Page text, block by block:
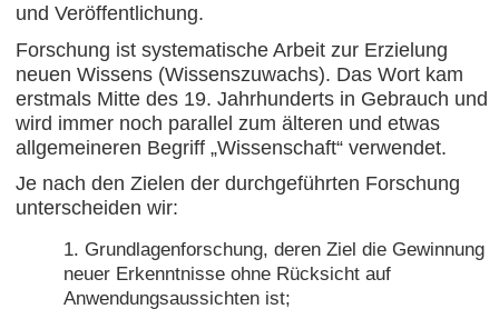
und Veröffentlichung.
Forschung ist systematische Arbeit zur Erzielung
neuen Wissens (Wissenszuwachs). Das Wort kam
erstmals Mitte des 19. Jahrhunderts in Gebrauch und
wird immer noch parallel zum älteren und etwas
allgemeineren Begriff „Wissenschaft“ verwendet.
Je nach den Zielen der durchgeführten Forschung
unterscheiden wir:
Grundlagenforschung, deren Ziel die Gewinnung
neuer Erkenntnisse ohne Rücksicht auf
Anwendungsaussichten ist;